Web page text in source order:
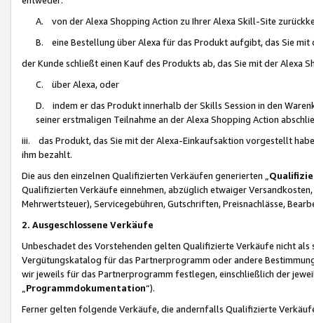
A. von der Alexa Shopping Action zu Ihrer Alexa Skill-Site
B. eine Bestellung über Alexa für das Produkt aufgibt, das Sie mit
der Kunde schließt einen Kauf des Produkts ab, das Sie mit der Alexa
C. über Alexa, oder
D. indem er das Produkt innerhalb der Skills Session in den
seiner erstmaligen Teilnahme an der Alexa Shopping Action
iii. das Produkt, das Sie mit der Alexa-Einkaufsaktion vorgestellt
ihm bezahlt.
Die aus den einzelnen Qualifizierten Verkäufen generierten „
Qualifizierten Verkäufe einnehmen, abzüglich etwaiger
Mehrwertsteuer), Servicegebühren, Gutschriften, Preisnachlässe,
2. Ausgeschlossene Verkäufe
Unbeschadet des Vorstehenden gelten Qualifizierte Verkäufe nicht
Vergütungskatalog für das Partnerprogramm oder andere
wir jeweils für das Partnerprogramm festlegen, einschließlich der
Programmdokumentation“).
Ferner gelten folgende Verkäufe, die andernfalls Qualifizierte